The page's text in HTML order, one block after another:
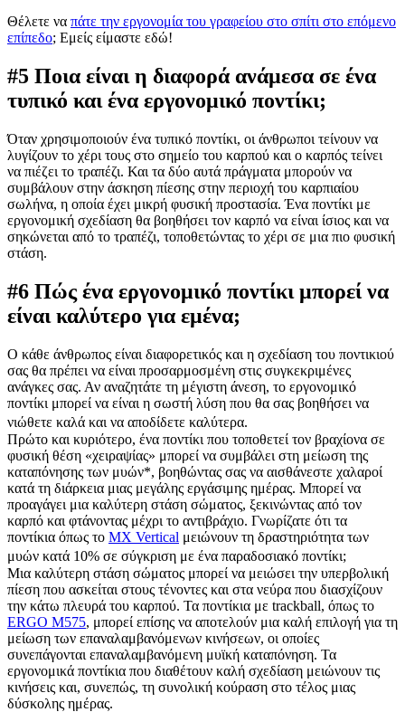
Θέλετε να πάτε την εργονομία του γραφείου στο σπίτι στο επόμενο
επίπεδο; Εμείς είμαστε εδώ!
#5 Ποια είναι η διαφορά ανάμεσα σε ένα
τυπικό και ένα εργονομικό ποντίκι;
Όταν χρησιμοποιούν ένα τυπικό ποντίκι, οι άνθρωποι τείνουν να
λυγίζουν το χέρι τους στο σημείο του καρπού και ο καρπός τείνει
να πιέζει το τραπέζι. Και τα δύο αυτά πράγματα μπορούν να
συμβάλουν στην άσκηση πίεσης στην περιοχή του καρπιαίου
σωλήνα, η οποία έχει μικρή φυσική προστασία. Ένα ποντίκι με
εργονομική σχεδίαση θα βοηθήσει τον καρπό να είναι ίσιος και να
σηκώνεται από το τραπέζι, τοποθετώντας το χέρι σε μια πιο φυσική
στάση.
#6 Πώς ένα εργονομικό ποντίκι μπορεί να
είναι καλύτερο για εμένα;
Ο κάθε άνθρωπος είναι διαφορετικός και η σχεδίαση του ποντικιού
σας θα πρέπει να είναι προσαρμοσμένη στις συγκεκριμένες
ανάγκες σας. Αν αναζητάτε τη μέγιστη άνεση, το εργονομικό
ποντίκι μπορεί να είναι η σωστή λύση που θα σας βοηθήσει να
νιώθετε καλά και να αποδίδετε καλύτερα.
Πρώτο και κυριότερο, ένα ποντίκι που τοποθετεί τον βραχίονα σε
φυσική θέση «χειραψίας» μπορεί να συμβάλει στη μείωση της
καταπόνησης των μυών*, βοηθώντας σας να αισθάνεστε χαλαροί
κατά τη διάρκεια μιας μεγάλης εργάσιμης ημέρας. Μπορεί να
προαγάγει μια καλύτερη στάση σώματος, ξεκινώντας από τον
καρπό και φτάνοντας μέχρι το αντιβράχιο. Γνωρίζατε ότι τα
ποντίκια όπως το MX Vertical μειώνουν τη δραστηριότητα των
μυών κατά 10% σε σύγκριση με ένα παραδοσιακό ποντίκι;
Μια καλύτερη στάση σώματος μπορεί να μειώσει την υπερβολική
πίεση που ασκείται στους τένοντες και στα νεύρα που διασχίζουν
την κάτω πλευρά του καρπού. Τα ποντίκια με trackball, όπως το
ERGO M575, μπορεί επίσης να αποτελούν μια καλή επιλογή για τη
μείωση των επαναλαμβανόμενων κινήσεων, οι οποίες
συνεπάγονται επαναλαμβανόμενη μυϊκή καταπόνηση. Τα
εργονομικά ποντίκια που διαθέτουν καλή σχεδίαση μειώνουν τις
κινήσεις και, συνεπώς, τη συνολική κούραση στο τέλος μιας
δύσκολης ημέρας.